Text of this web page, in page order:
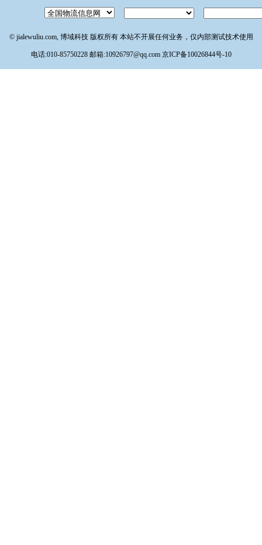
© jialewuliu.com, 博域科技 版权所有 本站不开展任何业务，仅内部测试技术使用
电话:010-85750228 邮箱:10926797@qq.com 京ICP备10026844号-10